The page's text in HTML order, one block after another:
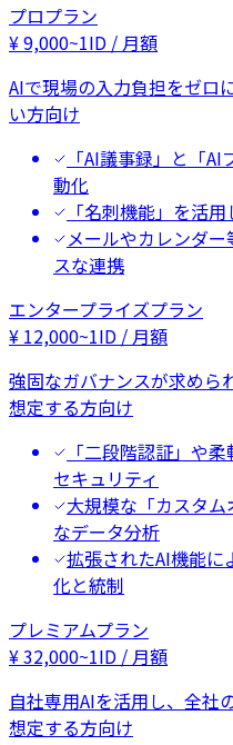
プロプラン
¥9,000~1ID / 月額
AIで現場の入力負担をゼロ
い方向け
「AI議事録」と「
動化
「名刺機能」を活
メールやカレンダ
スな連携
エンタープライズプラン
¥ 12,000~1ID / 月額
強固なガバナンスが求めら
想定する方向け
「二段階認証」や
セキュリティ
大規模な「カスタ
なデータ分析
拡張されたAI機能に
化と統制
プレミアムプラン
¥32,000~1ID / 月額
自社専用AIを活用し、全社
想定する方向け